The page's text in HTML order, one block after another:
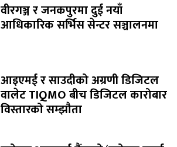
वीरगञ्ज र जनकपुरमा दुई नयाँ
आधिकारिक सर्भिस सेन्टर सञ्चालनमा
आइएमई र साउदीको अग्रणी डिजिटल
वालेट TIQMO बीच डिजिटल कारोबार
विस्तारको सम्झौता